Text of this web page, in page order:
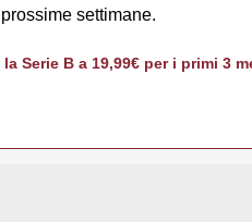
settimane.
la Serie B a 19,99€ per i primi 3